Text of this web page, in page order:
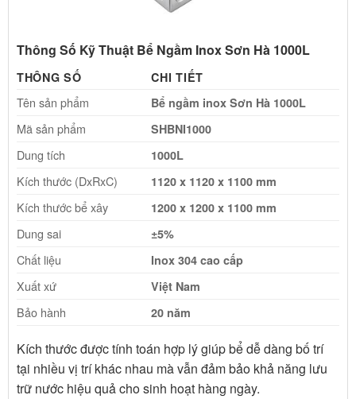
Thông Số Kỹ Thuật Bể Ngầm Inox Sơn Hà 1000L
THÔNG SỐ CHI TIẾT
Tên sản phẩm Bể ngầm inox Sơn Hà 1000L
Mã sản phẩm SHBNI1000
Dung tích 1000L
Kích thước (DxRxC) 1120 x 1120 x 1100 mm
Kích thước bể xây 1200 x 1200 x 1100 mm
Dung sai ±5%
Chất liệu Inox 304 cao cấp
Xuất xứ Việt Nam
Bảo hành 20 năm
Kích thước được tính toán hợp lý giúp bể dễ dàng bố trí
tại nhiều vị trí khác nhau mà vẫn đảm bảo khả năng lưu
trữ nước hiệu quả cho sinh hoạt hàng ngày.